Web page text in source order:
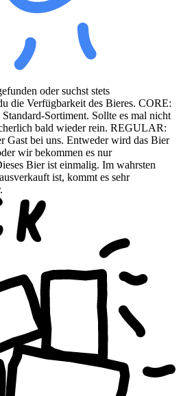
oder suchst stets
die Verfügbarkeit des Bieres. CORE:
Sortiment. Sollte es mal nicht
bald wieder rein. REGULAR:
Gast bei uns. Entweder wird das Bier
wir bekommen es nur
Bier ist einmalig. Im wahrsten
ist, kommt es sehr